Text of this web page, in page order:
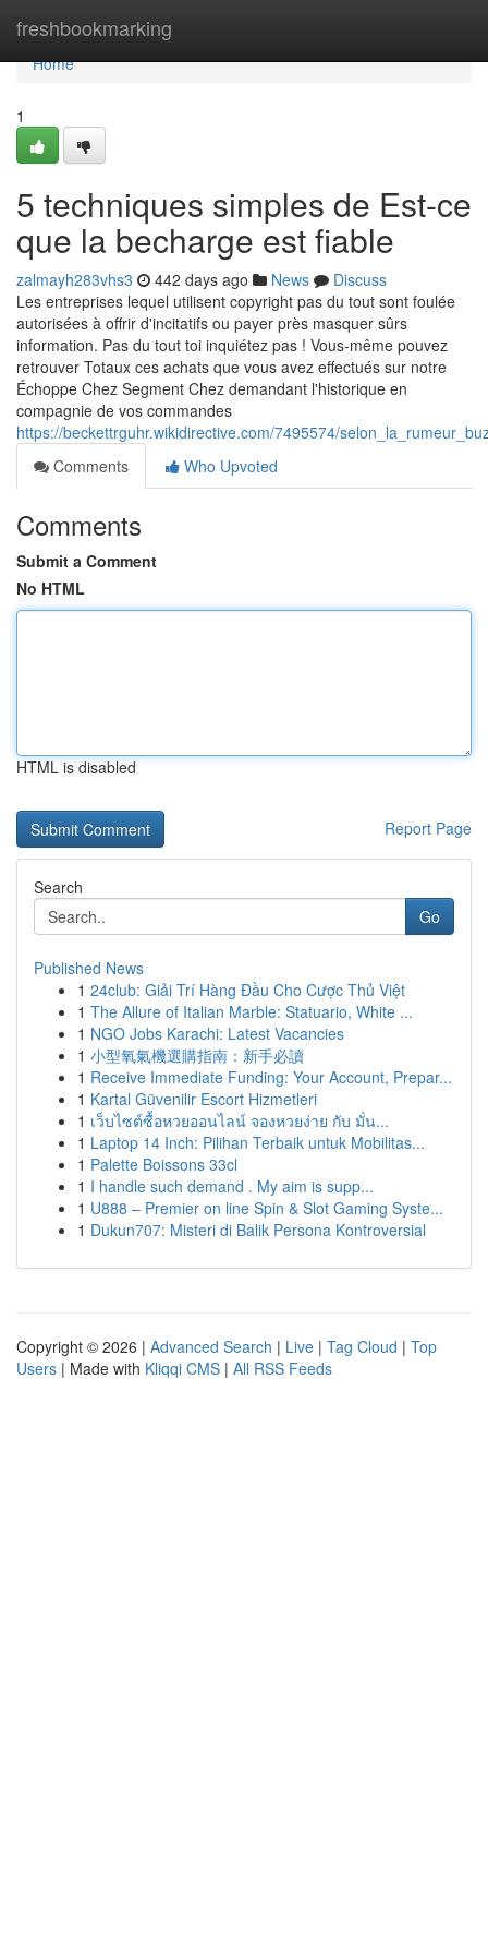
freshbookmarking
Home
Home
1
5 techniques simples de Est-ce
que la becharge est fiable
zalmayh283vhs3 442 days ago News
Discuss
Les entreprises lequel utilisent copyright pas du tout sont foulée
autorisées à offrir d'incitatifs ou payer près masquer sûrs
information. Pas du tout toi inquiétez pas ! Vous-même pouvez
retrouver Totaux ces achats que vous avez effectués sur notre
Échoppe Chez Segment Chez demandant l'historique en
compagnie de vos commandes
https://beckettrguhr.wikidirective.com/7495574/
Comments
Who Upvoted
Comments
Submit a Comment
No HTML
HTML is disabled
Report Page
Search
Go
Published News
1 24club: Giải Trí Hàng Đầu Cho Cược Thủ Việt
1 The Allure of Italian Marble: Statuario, White ...
1 NGO Jobs Karachi: Latest Vacancies
1 小型氧氣機選購指南：新手必讀
1 Receive Immediate Funding: Your Account, Prepar...
1 Kartal Güvenilir Escort Hizmetleri
1 เว็บไซต์ซื้อหวยออนไลน์ จองหวยง่าย กับ มั่น...
1 Laptop 14 Inch: Pilihan Terbaik untuk Mobilitas...
1 Palette Boissons 33cl
1 I handle such demand . My aim is supp...
1 U888 – Premier on line Spin & Slot Gaming Syste...
1 Dukun707: Misteri di Balik Persona Kontroversial
Copyright © 2026 | Advanced Search | Live | Tag Cloud | Top
Users | Made with Kliqqi CMS | All RSS Feeds